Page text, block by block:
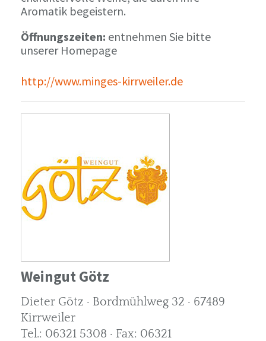
Aromatik begeistern.
Öffnungszeiten: entnehmen Sie bitte
unserer Homepage
http://www.minges-kirrweiler.de
Weingut Götz
Dieter Götz · Bordmühlweg 32 · 67489
Kirrweiler
Tel.: 06321 5308 · Fax: 06321